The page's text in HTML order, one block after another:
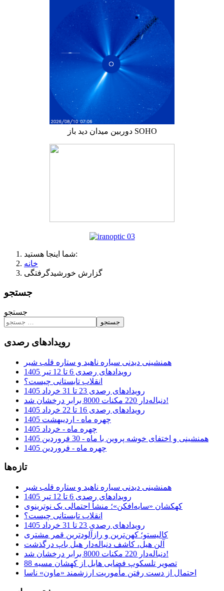
دوربین میدان دید باز SOHO
شما اینجا هستید:
خانه
گزارش خورشیدگرفتگی
جستجو
جستجو
جستجو
رویدادهای رصدی
همنشینی دیدنی سیاره ناهید و ستاره قلب شیر
رویدادهای رصدی 6 تا 12 تیر 1405
انقلاب تابستانی چیست؟
رویدادهای رصدی 23 تا 31 خرداد 1405
دنباله‌دار 220 مکنات 8000 برابر درخشان شد!
رویدادهای رصدی 16 تا 22 خرداد 1405
چهره ماه - اردیبهشت 1405
چهره ماه - خرداد 1405
همنشینی و اختفای خوشه پروین با ماه - 30 فروردین 1405
چهره ماه - فروردین 1405
تازه‌ها
همنشینی دیدنی سیاره ناهید و ستاره قلب شیر
رویدادهای رصدی 6 تا 12 تیر 1405
کهکشان «سایه‌افکن»؛ منشأ احتمالی یک نوترینوی
انقلاب تابستانی چیست؟
رویدادهای رصدی 23 تا 31 خرداد 1405
کالیستو؛ کهن‌ترین و رازآلودترین قمر مشتری
آلن هیل، کاشف دنباله‌دار هیل باپ درگذشت
دنباله‌دار 220 مکنات 8000 برابر درخشان شد!
تصویر تلسکوپ فضایی هابل از کهشان مسیه 88
احتمال از دست رفتن مأموریت ارزشمند «ماون» ناسا